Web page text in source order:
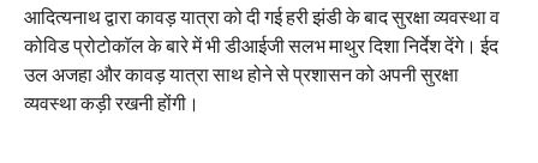
आदित्यनाथ द्वारा कावड़ यात्रा को दी गई हरी झंडी के बाद सुरक्षा व्यवस्था व
कोविड प्रोटोकॉल के बारे में भी डीआईजी सलभ माथुर दिशा निर्देश देंगे। ईद
उल अजहा और कावड़ यात्रा साथ होने से प्रशासन को अपनी सुरक्षा
व्यवस्था कड़ी रखनी होंगी।